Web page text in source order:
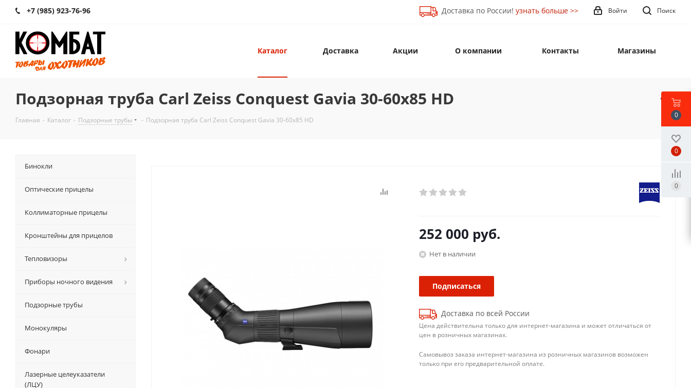
+7 (985) 923-76-96 Поиск
Войти
Доставка по России! узнать больше >>
Каталог Доставка Акции О компании Контакты Магазины
Подзорная труба Carl Zeiss Conquest Gavia 30-60x85 HD
Главная - Каталог - Подзорные трубы - Подзорная труба Carl Zeiss Conquest Gavia 30-60x85 HD
252 000 руб.
Нет в наличии
Подписаться
Доставка по всей России
Цена действительна только для интернет-магазина и может отличаться от
цен в розничных магазинах.
Самовывоз заказа интернет-магазина из розничных магазинов возможен
только при его предварительной оплате.
Бинокли
Оптические прицелы
Коллиматорные прицелы
Кронштейны для прицелов
Тепловизоры
Приборы ночного видения
Подзорные трубы
Монокуляры
Фонари
Лазерные целеуказатели
(ЛЦУ)
0
0
0